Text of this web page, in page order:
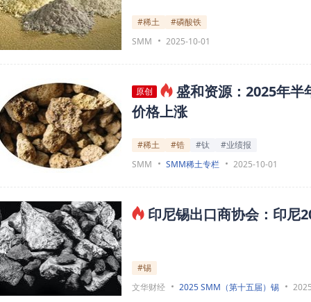
#稀土
#磷酸铁
SMM
2025-10-01
原创
盛和资源：2025年半
价格上涨
#稀土 #锆 #钛
#业绩报
SMM
SMM稀土专栏 2025-10-01
印尼锡出口商协会：印尼
#锡
文华财经
2025 SMM（第十五届）锡